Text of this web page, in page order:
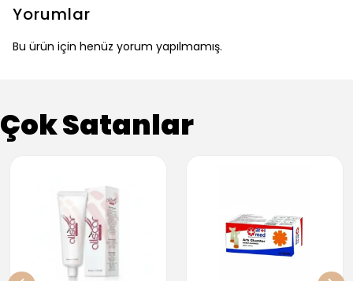
Yorumlar
Bu ürün için henüz yorum yapılmamış.
Çok Satanlar